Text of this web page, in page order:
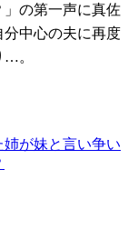
の第一声に真佐
中心の夫に再度
…。
が妹と言い争い